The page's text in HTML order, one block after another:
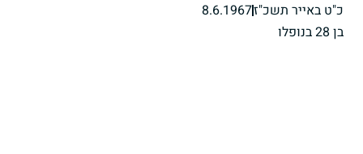
כ"ט באייר תשכ"ז8.6.1967
בן 28 בנופלו